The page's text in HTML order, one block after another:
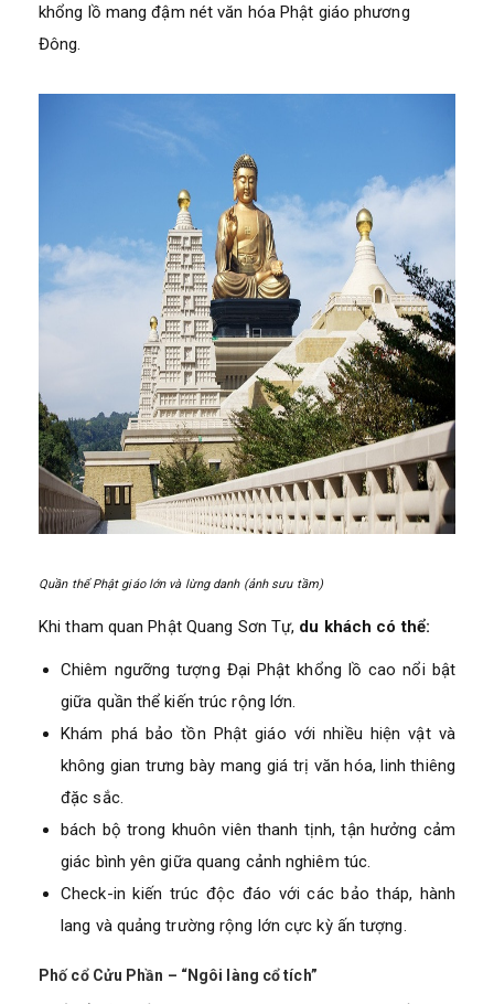
khổng lồ mang đậm nét văn hóa Phật giáo phương
Đông.
Quần thể Phật giáo lớn và lừng danh (ảnh sưu tầm)
Khi tham quan Phật Quang Sơn Tự, du khách có thể:
Chiêm ngưỡng tượng Đại Phật khổng lồ cao nổi bật
giữa quần thể kiến trúc rộng lớn.
Khám phá bảo tồn Phật giáo với nhiều hiện vật và
không gian trưng bày mang giá trị văn hóa, linh thiêng
đặc sắc.
bách bộ trong khuôn viên thanh tịnh, tận hưởng cảm
giác bình yên giữa quang cảnh nghiêm túc.
Check-in kiến trúc độc đáo với các bảo tháp, hành
lang và quảng trường rộng lớn cực kỳ ấn tượng.
Phố cổ Cửu Phần – “Ngôi làng cổ tích”